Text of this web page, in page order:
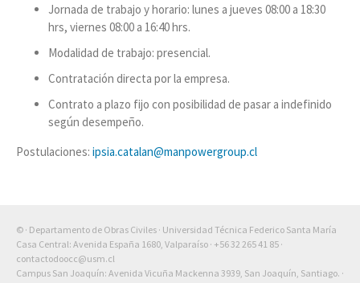
Jornada de trabajo y horario: lunes a jueves 08:00 a 18:30
hrs, viernes 08:00 a 16:40 hrs.
Modalidad de trabajo: presencial.
Contratación directa por la empresa.
Contrato a plazo fijo con posibilidad de pasar a indefinido
según desempeño.
Postulaciones: ipsia.catalan@manpowergroup.cl
© · Departamento de Obras Civiles · Universidad Técnica Federico Santa María
Casa Central: Avenida España 1680, Valparaíso · +56 32 265 41 85 ·
contactodoocc@usm.cl
Campus San Joaquín: Avenida Vicuña Mackenna 3939, San Joaquín, Santiago. ·